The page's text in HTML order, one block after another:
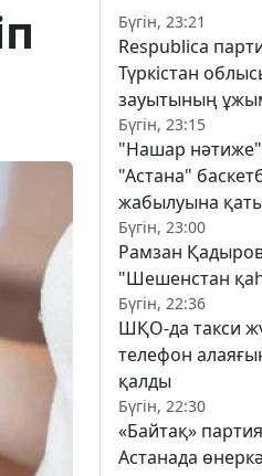
Бүгін, 23:21
Respublica
Түркістан
зауытының
Бүгін, 23:15
"Нашар
"Астана"
жабылуына
Бүгін, 23:00
Рамзан
"Шешенстан
Бүгін, 22:36
ШҚО-да такси
телефон
қалды
Бүгін, 22:30
«Байтақ»
Астанада